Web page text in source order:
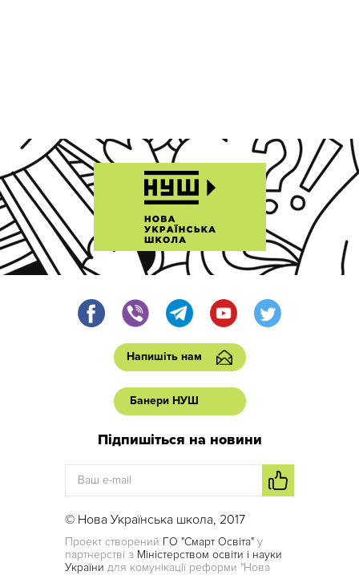
Напишіть нам
Банери НУШ
Підпишіться на новини
© Нова Українська школа, 2017
Проект створений ГО "Смарт Освіта" у
партнерстві з Міністерством освіти і науки
України для комунікації реформи "Нова